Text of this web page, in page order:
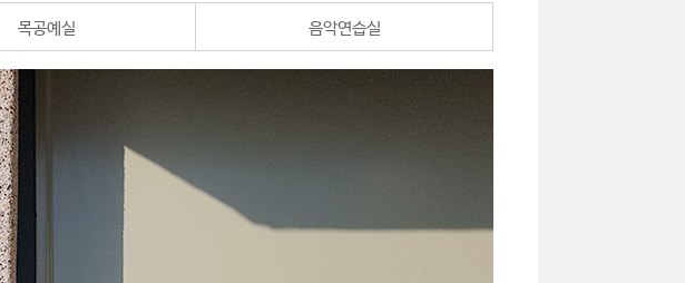
목공예실 음악연습실